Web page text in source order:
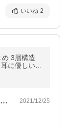
いいね 2
3層構造
に優しい
安かったので、購入しました。以前も購入… 2021/12/25